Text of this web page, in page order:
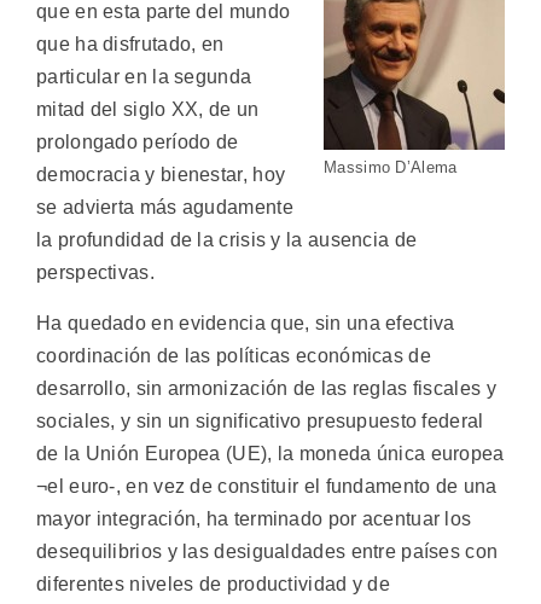
Massimo D’Alema
que en esta parte del mundo
que ha disfrutado, en
particular en la segunda
mitad del siglo XX, de un
prolongado período de
democracia y bienestar, hoy
se advierta más agudamente
la profundidad de la crisis y la ausencia de
perspectivas.
Ha quedado en evidencia que, sin una efectiva
coordinación de las políticas económicas de
desarrollo, sin armonización de las reglas fiscales y
sociales, y sin un significativo presupuesto federal
de la Unión Europea (UE), la moneda única europea
¬el euro-, en vez de constituir el fundamento de una
mayor integración, ha terminado por acentuar los
desequilibrios y las desigualdades entre países con
diferentes niveles de productividad y de